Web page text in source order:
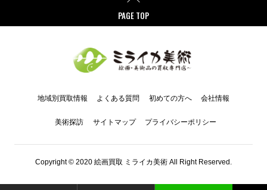
PAGE TOP
地域別買取情報 よくある質問 初めての方へ 会社情報
美術探訪 サイトマップ プライバシーポリシー
Copyright © 2020 絵画買取 ミライカ美術 All Right Reserved.